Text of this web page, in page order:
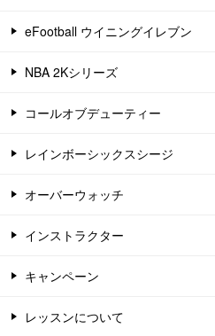
eFootball ウイニングイレブン
NBA 2Kシリーズ
コールオブデューティー
レインボーシックスシージ
オーバーウォッチ
インストラクター
キャンペーン
レッスンについて